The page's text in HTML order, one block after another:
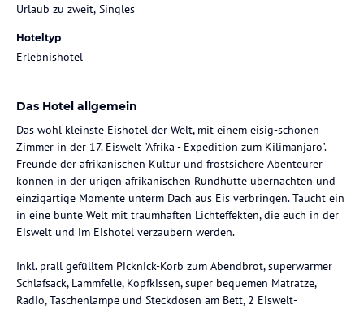
Urlaub zu zweit, Singles
Hoteltyp
Erlebnishotel
Das Hotel allgemein
Das wohl kleinste Eishotel der Welt, mit einem eisig-schönen
Zimmer in der 17. Eiswelt "Afrika - Expedition zum Kilimanjaro".
Freunde der afrikanischen Kultur und frostsichere Abenteurer
können in der urigen afrikanischen Rundhütte übernachten und
einzigartige Momente unterm Dach aus Eis verbringen. Taucht ein
in eine bunte Welt mit traumhaften Lichteffekten, die euch in der
Eiswelt und im Eishotel verzaubern werden.
Inkl. prall gefülltem Picknick-Korb zum Abendbrot, superwarmer
Schlafsack, Lammfelle, Kopfkissen, super bequemen Matratze,
Radio, Taschenlampe und Steckdosen am Bett, 2 Eiswelt-